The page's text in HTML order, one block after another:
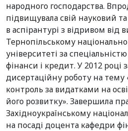
народного господарства.
підвищувала свій науковий
в аспірантурі з відривом від
Тернопільському
університеті за
фінанси і кредит. У 2012 році
дисертаційну роботу на
контроль за видатками на
його розвитку». Завершила
Західноукраїнському
на посаді доцента кафедри